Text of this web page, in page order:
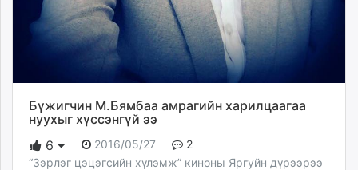
Бүжигчин М.Бямбаа амрагийн харилцаагаа
нуухыг хүссэнгүй ээ
6
2016/05/27
2
“Зэрлэг цэцэгсийн хүлэмж” киноны Яргуйн дүрээрээ